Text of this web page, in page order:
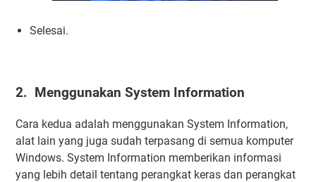
Selesai.
2. Menggunakan System Information
Cara kedua adalah menggunakan System Information,
alat lain yang juga sudah terpasang di semua komputer
Windows. System Information memberikan informasi
yang lebih detail tentang perangkat keras dan perangkat